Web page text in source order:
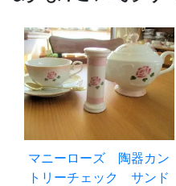
マニーローズ 陶器カン
トリーチェック サンド